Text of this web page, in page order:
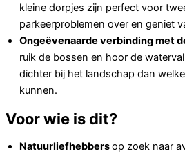
kleine dorpjes zijn perfect voor
parkeerproblemen over en geniet
Ongeëvenaarde verbinding met
ruik de bossen en hoor de
dichter bij het landschap dan
kunnen.
Voor wie is dit?
Natuurliefhebbersop zoek naar